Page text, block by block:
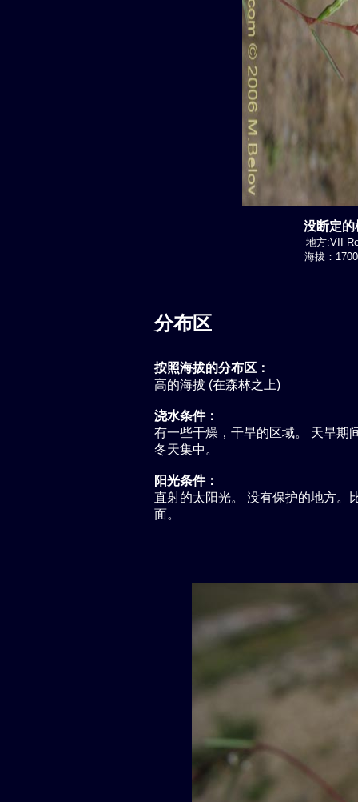
没断定
地方:VII
海拔：
分布区
按照海拔的分布区：
高的海拔 (在森林之上)
浇水条件：
有一些干燥，干旱的区域。 天旱期
冬天集中。
阳光条件：
直射的太阳光。 没有保护的地方。
面。